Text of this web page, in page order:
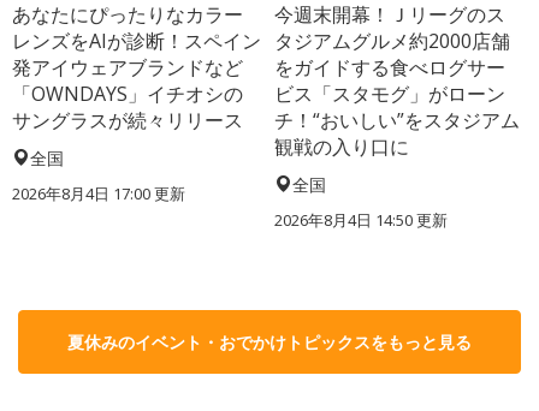
あなたにぴったりなカラー
レンズをAIが診断！スペイン
発アイウェアブランドなど
「OWNDAYS」イチオシの
サングラスが続々リリース
全国
2026年8月4日 17:00更新
今週末開幕！Ｊリーグのス
タジアムグルメ約2000店舗
をガイドする食べログサー
ビス「スタモグ」がローン
チ！“おいしい”をスタジアム
観戦の入り口に
全国
2026年8月4日 14:50更新
夏休みのイベント・おでかけトピックスをもっと見る